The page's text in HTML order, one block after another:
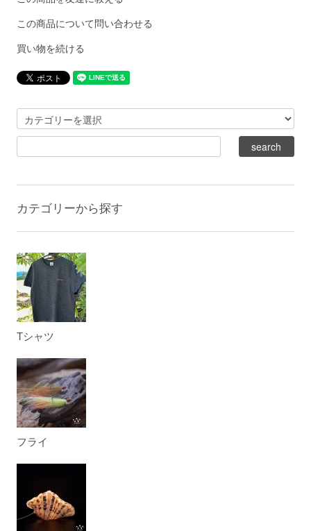
この商品について問い合わせる
買い物を続ける
カテゴリーから探す
Tシャツ
フライ